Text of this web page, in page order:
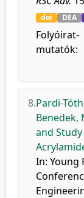
doi DEA
Folyóirat-
mutatók:
8.Pardi-
Benedek,
and
In: Young